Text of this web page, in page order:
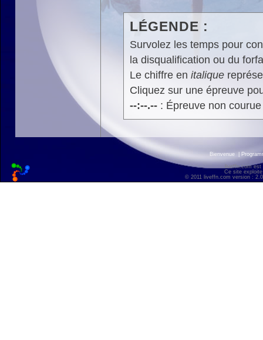
LÉGENDE :
Survolez les temps pour
la disqualification ou du
Le chiffre en italique
Cliquez sur une épreuve
--:--.--: Épreuve non
Bienvenue
liveffn.com est
Ce site
© 2011 liveffn.com version :